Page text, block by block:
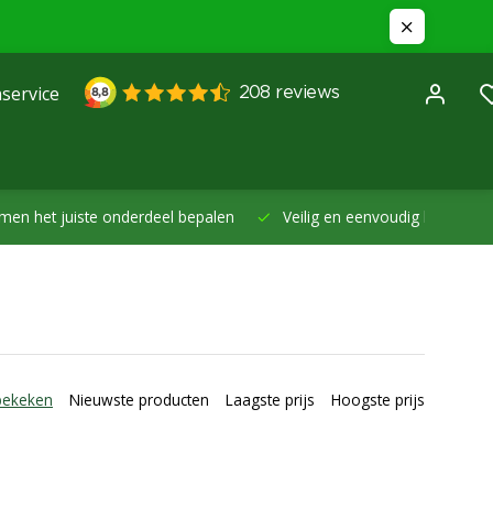
juiste onderdeel bepalen Veilig en eenvoudig betalen -
Nieuwste producten Laagste prijs Hoogste prijs